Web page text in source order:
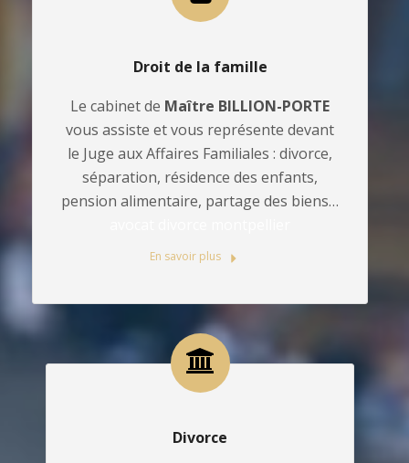
Droit de la famille
Le cabinet de Maître BILLION-PORTE
vous assiste et vous représente devant
le Juge aux Affaires Familiales : divorce,
séparation, résidence des enfants,
pension alimentaire, partage des biens…
En savoir plus
Divorce